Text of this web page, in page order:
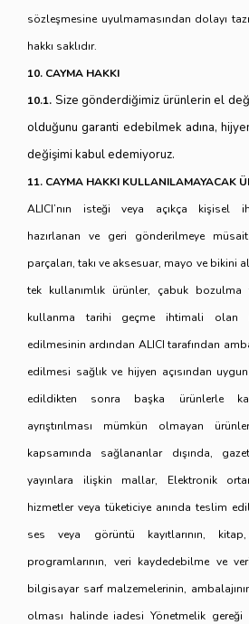
sözleşmesine uyulmamasından dolayı
hakkı saklıdır.
10. CAYMA HAKKI
10.1. Size gönderdiğimiz ürünlerin el
olduğunu garanti edebilmek adına,
değişimi kabul edemiyoruz.
11. CAYMA HAKKI KULLANILAMAYACAK
ALICI’nın isteği veya açıkça kişisel
hazırlanan ve geri gönderilmeye
parçaları, takı ve aksesuar, mayo ve bikini
tek kullanımlık ürünler, çabuk
kullanma tarihi geçme ihtimali olan
edilmesinin ardından ALICI tarafından
edilmesi sağlık ve hijyen açısından
edildikten sonra başka ürünlerle
ayrıştırılması mümkün olmayan
kapsamında sağlananlar dışında,
yayınlara ilişkin mallar, Elektronik
hizmetler veya tüketiciye anında teslim
ses veya görüntü kayıtlarının,
programlarının, veri kaydedebilme ve
bilgisayar sarf malzemelerinin,
olması halinde iadesi Yönetmelik gereği